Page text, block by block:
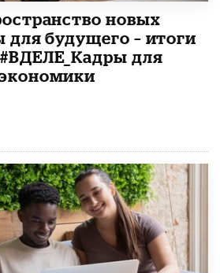
новых
для будущего – итоги
для